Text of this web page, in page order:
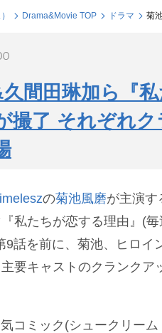
Drama&Movie TOP ドラマ 菊
間田琳加ら『私
撮了 それぞれ
の菊池風磨が主演す
私たちが恋する理由』(
9話を前に、菊池、ヒロイ
要キャストのクランクア
コミック(シュークリー